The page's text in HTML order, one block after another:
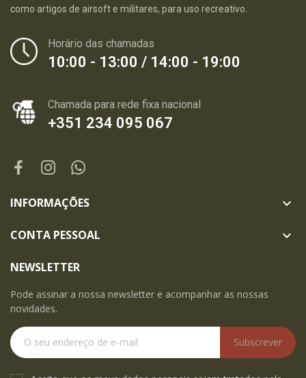
como artigos de airsoft e militares, para uso recreativo.
Horário das chamadas
10:00 - 13:00 / 14:00 - 19:00
Chamada para rede fixa nacional
+351 234 095 067
INFORMAÇÕES 
CONTA PESSOAL 
NEWSLETTER
Pode assinar a nossa newsletter e acompanhar as nossas
novidades.
Subscrever